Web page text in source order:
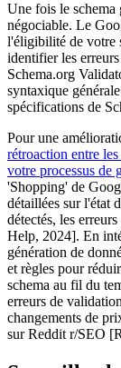
Une fois le schema
négociable. Le
l'éligibilité de votre
identifier les
Schema.org
syntaxique
spécifications de
Pour une
rétroaction entre
votre processus de
'Shopping' de
détaillées sur l'état
détectés, les
Help, 2024]. En
génération de
et règles pour
schema au fil du
erreurs de
changements de
sur Reddit r/SEO